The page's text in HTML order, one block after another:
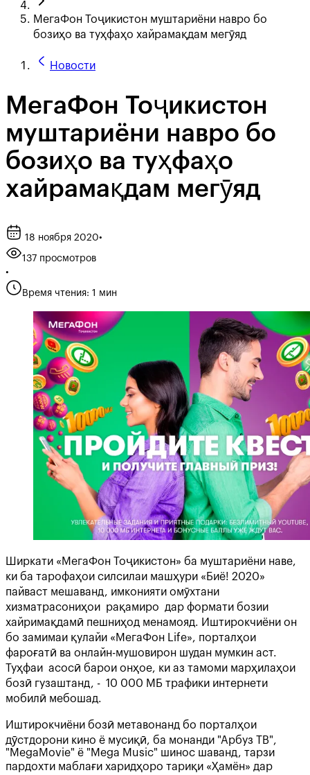
МегаФон Тоҷикистон муштариёни навро бо
бозиҳо ва туҳфаҳо хайрамақдам мегӯяд
Новости
МегаФон Тоҷикистон
муштариёни навро бо
бозиҳо ва туҳфаҳо
хайрамақдам мегӯяд
18 ноября 2020•
137 просмотров
•
Время чтения: 1 мин
Ширкати «МегаФон Тоҷикистон» ба муштариёни наве,
ки ба тарофаҳои силсилаи машҳури «Биё! 2020»
пайваст мешаванд, имконияти омӯхтани
хизматрасониҳои рақамиро дар формати бозии
хайримақдамӣ пешниҳод менамояд. Иштирокчиёни он
бо замимаи қулайи «МегаФон Life», порталҳои
фароғатӣ ва онлайн-мушовирон шудан мумкин аст.
Туҳфаи асосӣ барои онҳое, ки аз тамоми марҳилаҳои
бозӣ гузаштанд, - 10 000 МБ трафики интернети
мобилӣ мебошад.
Иштирокчиёни бозӣ метавонанд бо порталҳои
дӯстдорони кино ё мусиқӣ, ба монанди "Арбуз ТВ",
"MegaMovie" ё "Mega Music" шинос шаванд, тарзи
пардохти маблағи харидҳоро тариқи «Ҳамён» дар